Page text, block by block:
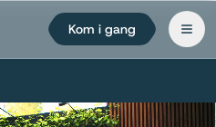
Kom i gang